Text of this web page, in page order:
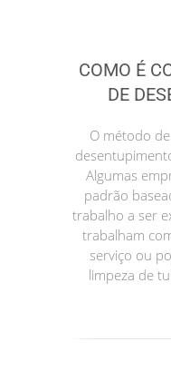
COMO É
DE
O método
Algumas
padrão
trabalho a ser
trabalham
serviço ou
limpeza de